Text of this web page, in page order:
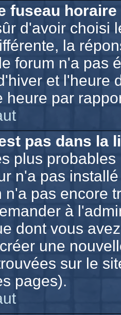
fuseau
d'avoir choisi
la
forum n'a pas
et l'heure
heure par
pas dans la
plus
n'a pas
n'a pas encore
à
dont vous
une
sur le
pages).